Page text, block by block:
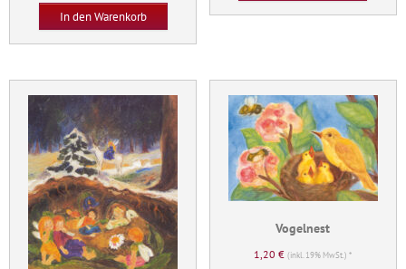
dich
durch
das
In den Warenkorb
Vogelnest
1,20€ (inkl. 19% MwSt.) *